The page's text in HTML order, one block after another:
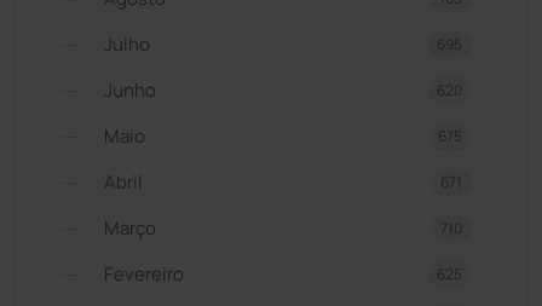
Julho 695
Junho 620
Maio 675
Abril 671
Março 710
Fevereiro 625